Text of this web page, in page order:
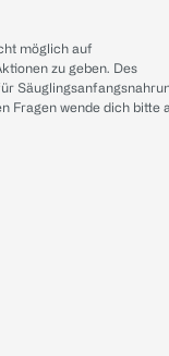
möglich auf
zu geben. Des
Fragen wende dich bitte